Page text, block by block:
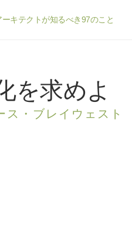
キテクトが知るべき97のこと
を求めよ
ス・ブレイウェスト